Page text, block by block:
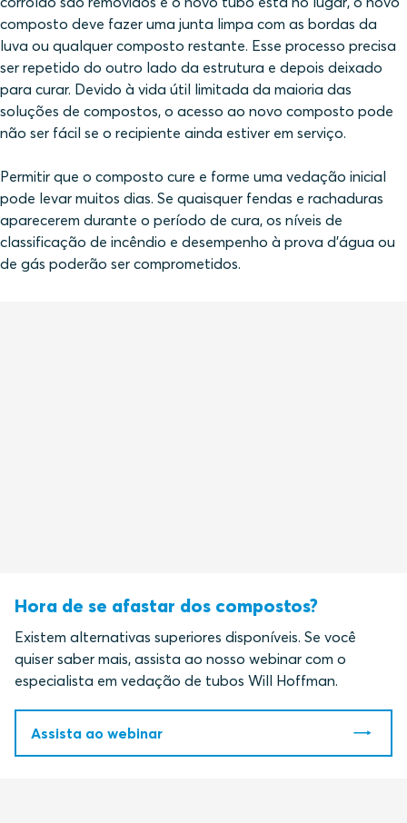
composto deve fazer uma junta limpa com as bordas da
luva ou qualquer composto restante. Esse processo precisa
ser repetido do outro lado da estrutura e depois deixado
para curar. Devido à vida útil limitada da maioria das
soluções de compostos, o acesso ao novo composto pode
não ser fácil se o recipiente ainda estiver em serviço.
Permitir que o composto cure e forme uma vedação inicial
pode levar muitos dias. Se quaisquer fendas e rachaduras
aparecerem durante o período de cura, os níveis de
classificação de incêndio e desempenho à prova d'água ou
de gás poderão ser comprometidos.
Hora de se afastar dos compostos?
Existem alternativas superiores disponíveis. Se você
quiser saber mais, assista ao nosso webinar com o
especialista em vedação de tubos Will Hoffman.
Assista ao webinar